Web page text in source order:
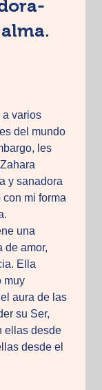
a varios
del mundo
les
y sanadora
mi forma
una
de amor,
Ella
muy
aura de las
su Ser,
ellas desde
desde el